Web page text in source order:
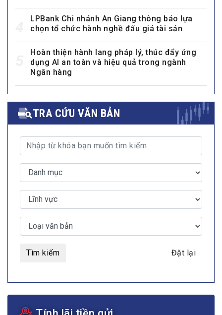
LPBank Chi nhánh An Giang thông báo lựa
chọn tổ chức hành nghề đấu giá tài sản
Hoàn thiện hành lang pháp lý, thúc đẩy ứng
dụng AI an toàn và hiệu quả trong ngành
Ngân hàng
TRA CỨU VĂN BẢN
Tìm kiếm Đặt lại